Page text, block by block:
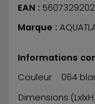
EAN :
Marque :
Informations
Couleur 064 blanc
Dimensions